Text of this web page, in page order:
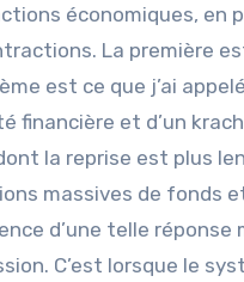
économiques, en
La première
est ce que j’ai
financière et d’un
la reprise est plus
massives de fonds
d’une telle réponse
C’est lorsque le